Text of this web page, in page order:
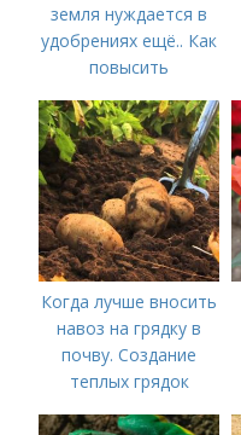
земля нуждается в
удобрениях ещё.. Как
повысить
осенью
Когда лучше вносить
навоз на грядку в
почву. Создание
теплых грядок